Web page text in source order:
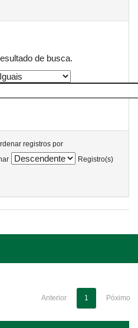
de busca.
registros por
Registro(s)
Anterior 1 Póximo